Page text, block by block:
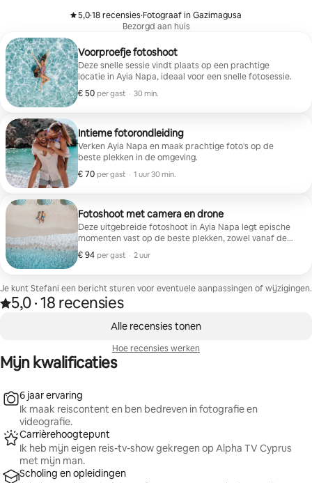
5,0
,
·18 recensies
, ·Fotograaf in Gazimagusa
Bezorgd aan huis
Voorproefje fotoshoot
Deze snelle sessie vindt plaats op een prachtige
locatie in Ayia Napa, ideaal voor een snelle fotosessie.
€ 50 per gast
€ 50 per gast
, · 30 min.
Intieme fotorondleiding
Verken Ayia Napa en maak prachtige foto's op de
beste plekken in de omgeving.
€ 70 per gast
€ 70 per gast
, · 1 uur 30 min.
Fotoshoot met camera en drone
Deze uitgebreide fotoshoot in Ayia Napa legt epische
momenten vast op de beste plekken, zowel vanaf de
grond als vanuit de lucht.
€ 94 per gast
€ 94 per gast
, · 2 uur
Je kunt Stefani een bericht sturen voor eventuele aanpassingen of wijzigingen.
5,0 van vijf sterren, van 18 recensies
5,0
, ·18 recensies
0 van 0 items weergegeven
Alle recensies tonen
Hoe recensies werken
Mijn kwalificaties
6 jaar ervaring
Ik maak reiscontent en ben bedreven in fotografie en
videografie.
Carrièrehoogtepunt
Ik heb mijn eigen reis-tv-show gekregen op Alpha TV Cyprus
met mijn man.
Scholing en opleidingen